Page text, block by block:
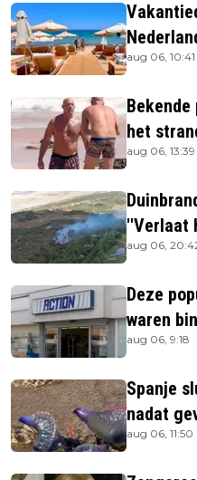
aug 06, 10:41
het
aug 06, 13:39
''Verlaat
aug 06,
Deze
waren
aug 06, 9:18
Spanje
nadat
aug 06, 11:50